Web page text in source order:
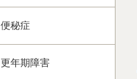
便秘症
更年期障害